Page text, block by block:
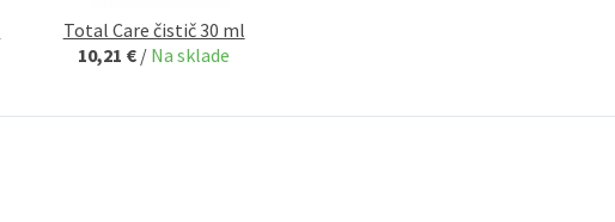
Total Care čistič 30 ml
10,21 € / Na sklade